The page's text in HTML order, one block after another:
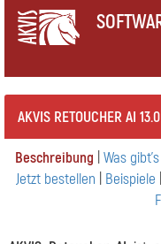
AKVIS RETOUCHER AI 13.0
Beschreibung Was
Jetzt bestellen
Beispiele